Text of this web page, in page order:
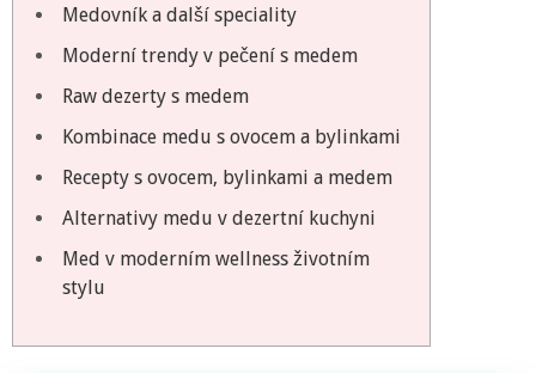
Medovník a další speciality
Moderní trendy v pečení s medem
Raw dezerty s medem
Kombinace medu s ovocem a bylinkami
Recepty s ovocem, bylinkami a medem
Alternativy medu v dezertní kuchyni
Med v moderním wellness životním
stylu